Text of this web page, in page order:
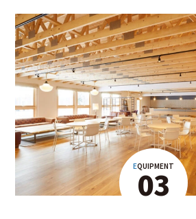
EQUIPMENT
03